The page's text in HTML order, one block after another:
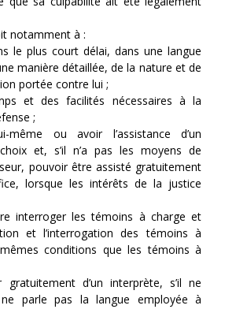
notamment à :
le plus court délai, dans une langue
manière détaillée, de la nature et de
portée contre lui ;
et des facilités nécessaires à la
;
ou avoir l’assistance d’un
et, s’il n’a pas les moyens de
pouvoir être assisté gratuitement
lorsque les intérêts de la justice
interroger les témoins à charge et
et l’interrogation des témoins à
conditions que les témoins à
d’un interprète, s’il ne
parle pas la langue employée à